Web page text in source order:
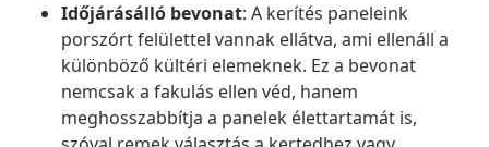
Időjárásálló bevonat: A kerítés paneleink
porszórt felülettel vannak ellátva, ami ellenáll a
különböző kültéri elemeknek. Ez a bevonat
nemcsak a fakulás ellen véd, hanem
meghosszabbítja a panelek élettartamát is,